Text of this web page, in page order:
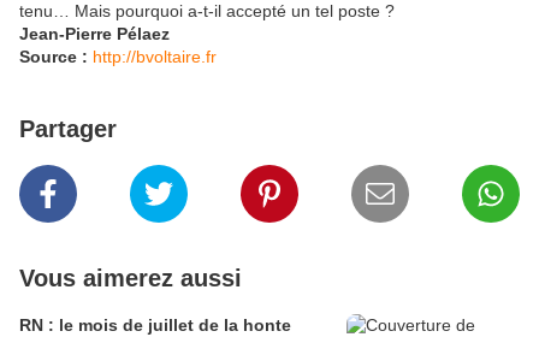
tenu… Mais pourquoi a-t-il accepté un tel poste ?
Jean-Pierre Pélaez
Source : http://bvoltaire.fr
Partager
Vous aimerez aussi
RN : le mois de juillet de la honte